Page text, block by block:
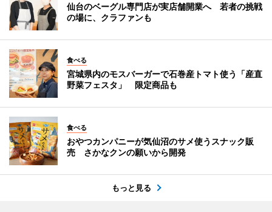
仙台のベーグル専門店が実店舗開業へ 若者の挑戦
の場に、クラファンも
食べる
宮城県内のモスバーガーで石巻産トマト使う「産直
野菜フェスタ」 限定商品も
食べる
おやつカンパニーが気仙沼のサメ使うスナック販
売 さかなクンの願いから開発
もっと見る